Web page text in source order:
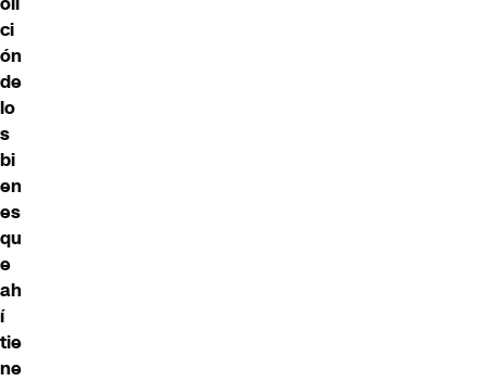
ci
ón
de
lo
s
bi
en
es
qu
e
ah
í
tie
ne